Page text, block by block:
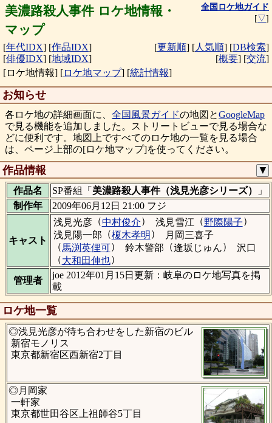
美濃路殺人事件 ロケ地情報・
マップ
全国ロケ地ガイド
[▽]
[年代IDX] [作品IDX]
[俳優IDX] [地域IDX]
[更新順] [人気順] [DB検索]
[概要] [交流]
[ロケ地情報] [ロケ地マップ] [統計情報]
お知らせ
各ロケ地の詳細画面に、 全国風景ガイドの地図とGoogleMap
で見る機能を追加しました。ストリートビューで見る場合な
どに便利です。地図上ですべてのロケ地の一覧を見る場合
は、ページ上部の[ロケ地マップ]を使ってください。
作品情報 ▼
作品名 SP番組「 美濃路殺人事件（浅見光彦シリーズ）
」
制作年
2009年06月12日 21:00 フジ
キャスト
浅見光彦（中村俊介） 浅見雪江 （野際陽子）
浅見陽一郎 （榎木孝明 ）
月岡三喜子
（馬渕英俚可） 鈴木警部 （逢坂じゅん）
沢口
（大和田伸也）
管理者
joe 2012年01月15日更新：岐阜のロケ地写真を掲
載
ロケ地一覧
◎浅見光彦が待ち合わせをした新宿のビル
新宿モノリス
東京都新宿区西新宿2丁目
◎月岡家
一軒家
東京都世田谷区上祖師谷5丁目